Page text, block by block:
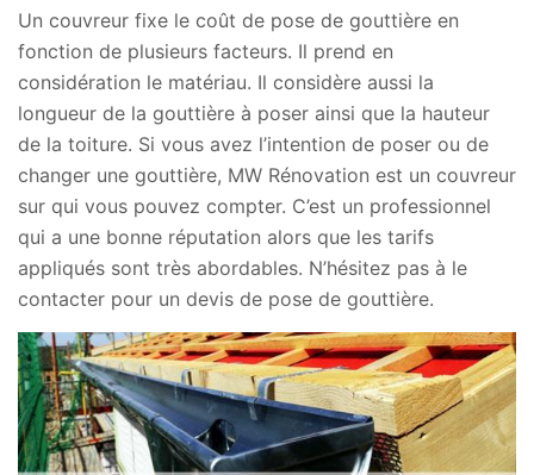
Un couvreur fixe le coût de pose de gouttière en
fonction de plusieurs facteurs. Il prend en
considération le matériau. Il considère aussi la
longueur de la gouttière à poser ainsi que la hauteur
de la toiture. Si vous avez l’intention de poser ou de
changer une gouttière, MW Rénovation est un couvreur
sur qui vous pouvez compter. C’est un professionnel
qui a une bonne réputation alors que les tarifs
appliqués sont très abordables. N’hésitez pas à le
contacter pour un devis de pose de gouttière.